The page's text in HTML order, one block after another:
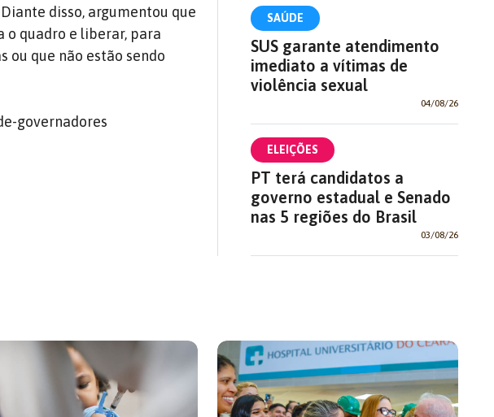
disso, argumentou que
o quadro e liberar, para
ou que não estão sendo
governadores
SAÚDE
SUS garante atendimento
imediato a vítimas de
violência sexual
04/08/26
ELEIÇÕES
PT terá candidatos a
governo estadual e Senado
nas 5 regiões do Brasil
03/08/26